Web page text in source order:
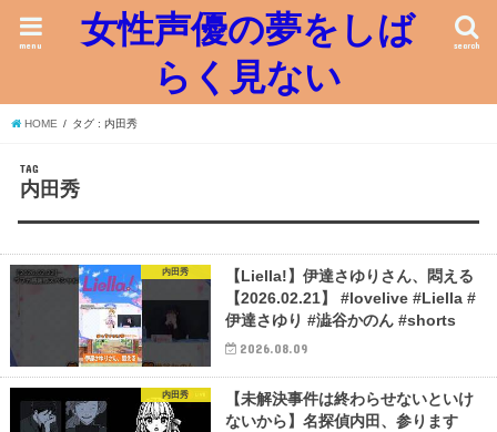
女性声優の夢をしば
らく見ない
search
menu
HOME タグ : 内田秀
TAG
内田秀
内田秀
【Liella!】伊達さゆりさん、悶える
【2026.02.21】 #lovelive #Liella #
伊達さゆり #澁谷かのん #shorts
2026.08.09
内田秀
【未解決事件は終わらせないといけ
ないから】名探偵内田、参ります